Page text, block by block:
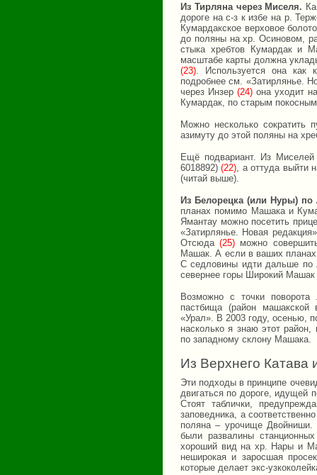
Из Тирляна через Миселя.
дороге на с-з к избе на р.
Кумардакское верховое
до поляны на хр. Осиновом,
стыка хребтов Кумардак и
масштабе карты должна
(23) . Используется она как
подробнее см. «Затирлянье.
через Инзер (24) она уходит
Кумардак, по старым
Можно несколько сократить
азимуту до этой поляны на
Ещё подвариант. Из Миселей
6018892)(22) , а оттуда
(читай выше).
Из Белорецка (или Нуры)
планах помимо Машака и
Ямантау можно посетить
«Затирлянье. Новая
Отсюда(25) можно
Машак. А если в ваших
С седловины идти дальше
севернее горы Широкий Машак
Возможно с точки
пастбища (район
«Урал». В 2003 году, осенью,
насколько я знаю этот
по западному склону Машака.
Из Верхнего Катава
Эти подходы в принципе
двигаться по дороге, идущей
Стоят таблички,
заповедника, а
поляна – урочище Двойниши.
были развалины
хороший вид на хр. Нары и
неширокая и заросшая
которые делает экс-